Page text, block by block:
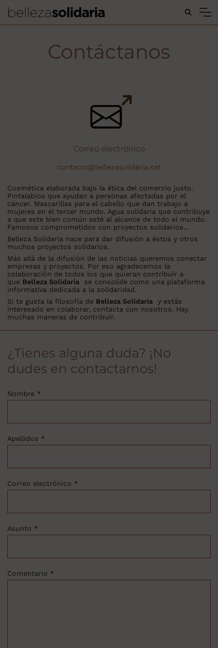
Buscar...
Contáctanos
Correo electrónico
contacto@bellezasolidaria.net
Cosmética elaborada bajo la ética del comercio justo.
Pintalabios que ayudan a personas afectadas por el
cáncer. Mascarillas para el cabello que dan trabajo a
mujeres en el tercer mundo. Agua solidaria que contribuye
a que este bien común esté al alcance de todo el mundo.
Famosos comprometidos con proyectos solidarios…
Belleza Solidaria nace para dar difusión a éstos y otros
muchos proyectos solidarios.
Más allá de la difusión de las noticias queremos conectar
empresas y proyectos. Por eso agradecemos la
colaboración de todos los que quieran contribuir a
que Belleza Solidaria se consolide como una plataforma
informativa dedicada a la solidaridad.
Si te gusta la filosofía de Belleza Solidaria y estás
interesado en colaborar, contacta con nosotros. Hay
muchas maneras de contribuir.
¿Tienes alguna duda? ¡No
dudes en contactarnos!
Nombre *
Apellidos *
Correo electrónico *
Asunto *
Comentario *